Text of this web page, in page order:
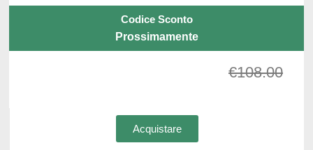
Codice Sconto
Prossimamente
€108.00
Acquistare